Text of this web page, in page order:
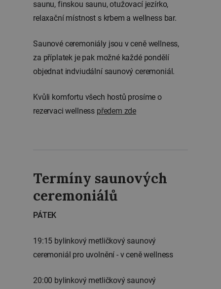
saunu, finskou saunu, otužovací jezírko,
relaxační místnost s krbem a wellness bar.
Saunové ceremoniály jsou v ceně wellness,
za příplatek je pak možné každé pondělí
objednat indviudální saunový ceremoniál.
Kvůli komfortu všech hostů prosíme o
rezervaci wellness předem zde
Termíny saunových
ceremoniálů
PÁTEK
19:15 bylinkový metličkový saunový
ceremoniál pro uvolnění - v ceně wellness
20:00 bylinkový metličkový saunový